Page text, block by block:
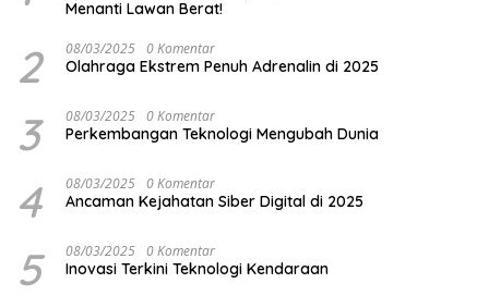
Menanti Lawan Berat!
2 08/03/2025 0 Komentar
Olahraga Ekstrem Penuh Adrenalin di 2025
3 08/03/2025 0 Komentar
Perkembangan Teknologi Mengubah Dunia
4 08/03/2025 0 Komentar
Ancaman Kejahatan Siber Digital di 2025
5 08/03/2025 0 Komentar
Inovasi Terkini Teknologi Kendaraan